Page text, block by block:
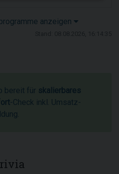
anzeigen
bereit für skalierbares
-Check inkl. Umsatz-